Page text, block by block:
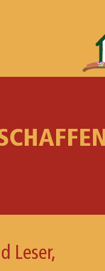
Leser,